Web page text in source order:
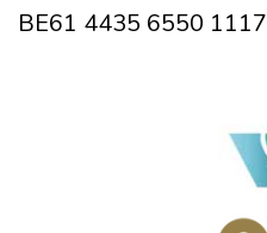
BE61 4435 6550 1117